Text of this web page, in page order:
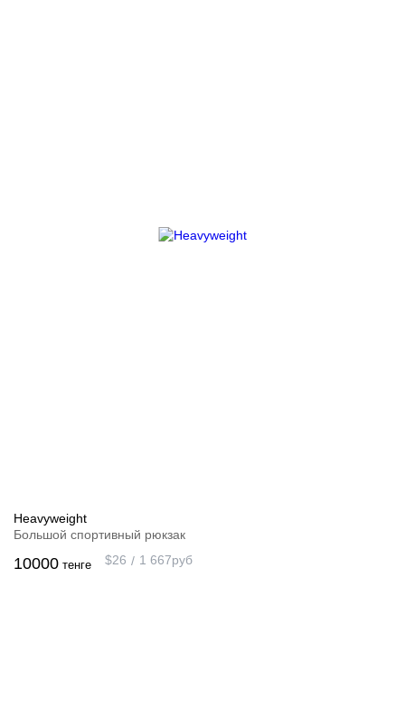
Heavyweight
Большой спортивный рюкзак
10000 тенге $26 1 667руб